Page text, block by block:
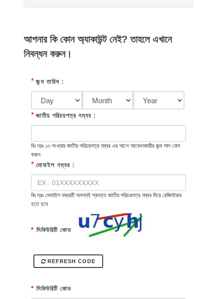
আপনার কি কোন অ্যাকাউন্ট নেই? তাহলে এখানে
নিবন্ধন করুন।
* জন্ম তারিখ :
* জাতীয় পরিচয়পত্র নম্বর :
বিঃ দ্রঃ ১৩ সংখ্যার জাতীয় পরিচয়পত্র নম্বর এর আগে আবেদনকারীর জন্ম সাল যোগ
করুন
* মোবাইল নম্বর :
বিঃ দ্রঃ মোবাইল নম্বরটি অবশ্যই প্রদত্ত জাতীয় পরিচয়পত্র নম্বর দিয়ে রেজিস্টারড
হতে হবে
* সিকিউরিটি কোড
REFRESH CODE
* সিকিউরিটি কোড